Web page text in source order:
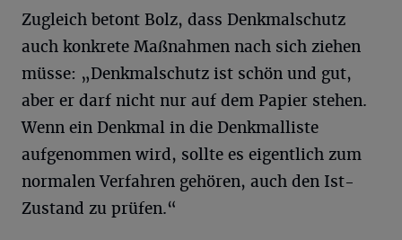
Zugleich betont Bolz, dass Denkmalschutz
auch konkrete Maßnahmen nach sich ziehen
müsse: „Denkmalschutz ist schön und gut,
aber er darf nicht nur auf dem Papier stehen.
Wenn ein Denkmal in die Denkmalliste
aufgenommen wird, sollte es eigentlich zum
normalen Verfahren gehören, auch den Ist-
Zustand zu prüfen.“